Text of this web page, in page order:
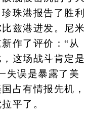
珠港报告了胜利
兹港进发。尼米
作了评价：“从
这场战斗肯定是
失误是暴露了美
占有情报先机，
平了。